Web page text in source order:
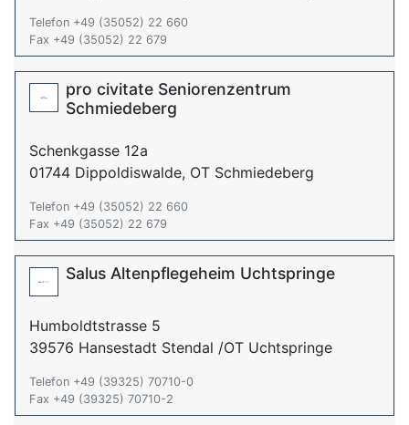
Telefon +49 (35052) 22 660
Fax +49 (35052) 22 679
pro civitate Seniorenzentrum
Schmiedeberg
Schenkgasse 12a
01744 Dippoldiswalde, OT Schmiedeberg
Telefon +49 (35052) 22 660
Fax +49 (35052) 22 679
Salus Altenpflegeheim Uchtspringe
Humboldtstrasse 5
39576 Hansestadt Stendal /OT Uchtspringe
Telefon +49 (39325) 70710-0
Fax +49 (39325) 70710-2